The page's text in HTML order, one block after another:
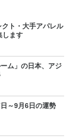
ト・大手アパレル
します
ム」の日本、アジ
～9月6日の運勢